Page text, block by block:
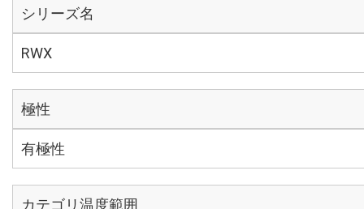
シリーズ名
RWX
極性
有極性
カテゴリ温度範囲